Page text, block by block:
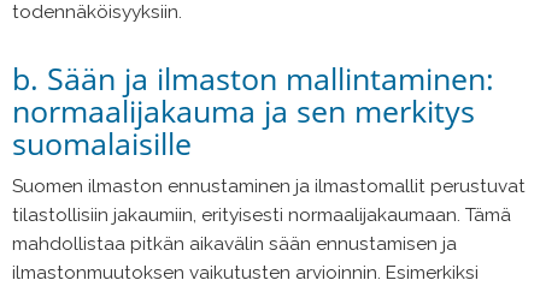
todennäköisyyksiin.
b. Sään ja ilmaston mallintaminen:
normaalijakauma ja sen merkitys
suomalaisille
Suomen ilmaston ennustaminen ja ilmastomallit perustuvat
tilastollisiin jakaumiin, erityisesti normaalijakaumaan. Tämä
mahdollistaa pitkän aikavälin sään ennustamisen ja
ilmastonmuutoksen vaikutusten arvioinnin. Esimerkiksi